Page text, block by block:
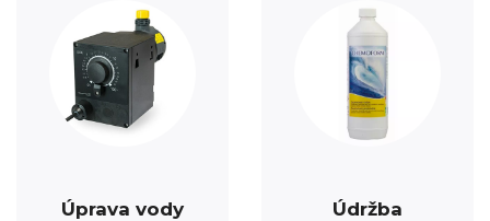
Úprava vody Údržba